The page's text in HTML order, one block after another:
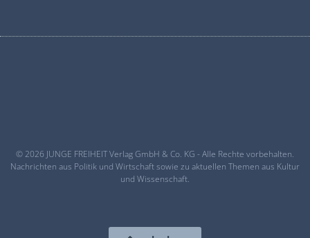
© 2026 JUNGE FREIHEIT Verlag GmbH & Co. KG - Alle Rechte vorbehalten.
Nachrichten aus Politik und Wirtschaft sowie zu aktuellen Themen aus Kultur
und Wissenschaft.